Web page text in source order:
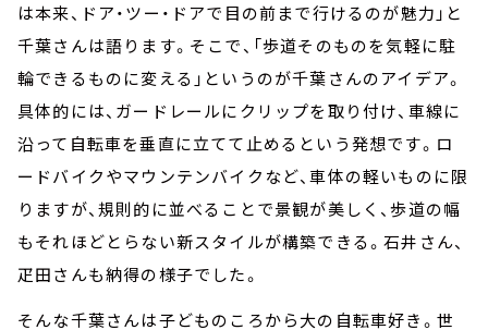
は本来、ドア・ツー・ドアで目の前まで行けるのが魅力」と
千葉さんは語ります。そこで、「歩道そのものを気軽に駐
輪できるものに変える」というのが千葉さんのアイデア。
具体的には、ガードレールにクリップを取り付け、車線に
沿って自転車を垂直に立てて止めるという発想です。ロ
ードバイクやマウンテンバイクなど、車体の軽いものに限
りますが、規則的に並べることで景観が美しく、歩道の幅
もそれほどとらない新スタイルが構築できる。石井さん、
疋田さんも納得の様子でした。
そんな千葉さんは子どものころから大の自転車好き。世